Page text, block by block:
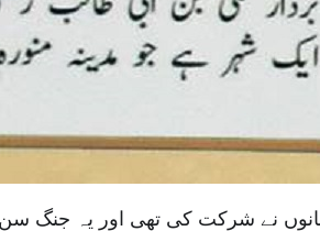
نے شرکت کی تھی اور یہ جنگ